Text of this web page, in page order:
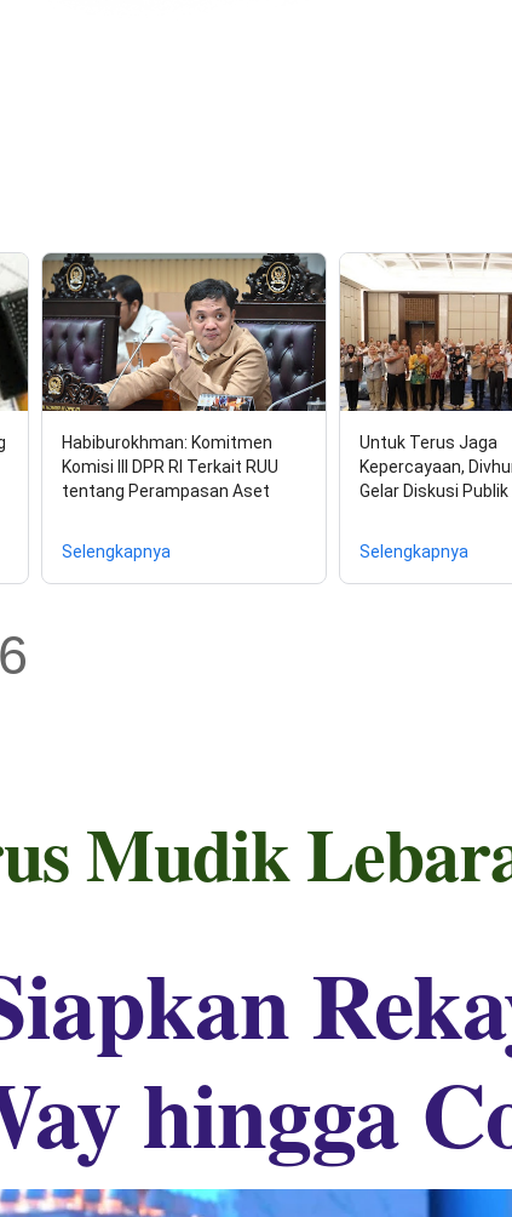
Habiburokhman: Komitmen
Komisi III DPR RI Terkait RUU
tentang Perampasan Aset
Selengkapnya
Untuk Terus Jaga
Kepercayaan,
Gelar Diskusi Publik
Selengkapnya
Mudik
hingga